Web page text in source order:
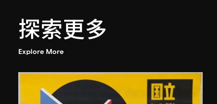
探索更多
Explore More